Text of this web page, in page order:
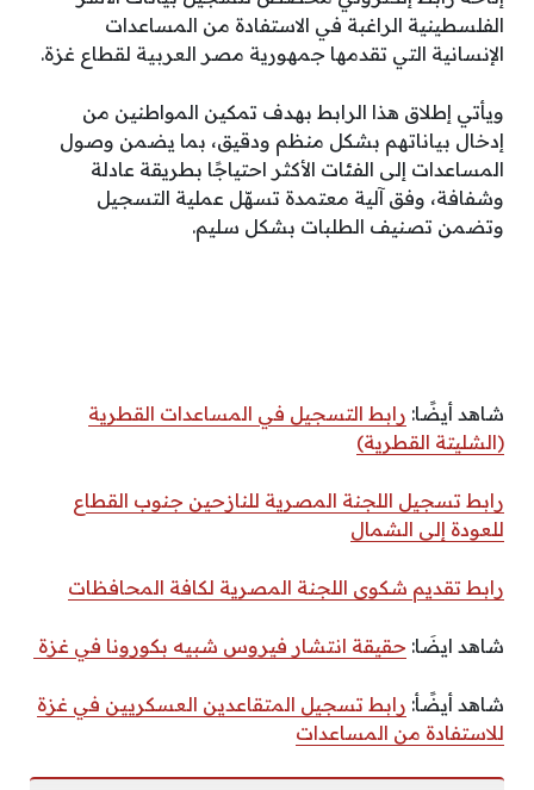
الفلسطينية الراغبة في الاستفادة من المساعدات
الإنسانية التي تقدمها جمهورية مصر العربية لقطاع غزة.
ويأتي إطلاق هذا الرابط بهدف تمكين المواطنين من
إدخال بياناتهم بشكل منظم ودقيق، بما يضمن وصول
المساعدات إلى الفئات الأكثر احتياجًا بطريقة عادلة
وشفافة، وفق آلية معتمدة تسهّل عملية التسجيل
وتضمن تصنيف الطلبات بشكل سليم.
شاهد أيضًا: رابط التسجيل في المساعدات القطرية
(الشليتة القطرية)
رابط تسجيل اللجنة المصرية للنازحين جنوب القطاع
للعودة إلى الشمال
رابط تقديم شكوى اللجنة المصرية لكافة المحافظات
شاهد ايضَا: حقيقة انتشار فيروس شبيه بكورونا في غزة
شاهد أيضًأ: رابط تسجيل المتقاعدين العسكريين في غزة
للاستفادة من المساعدات